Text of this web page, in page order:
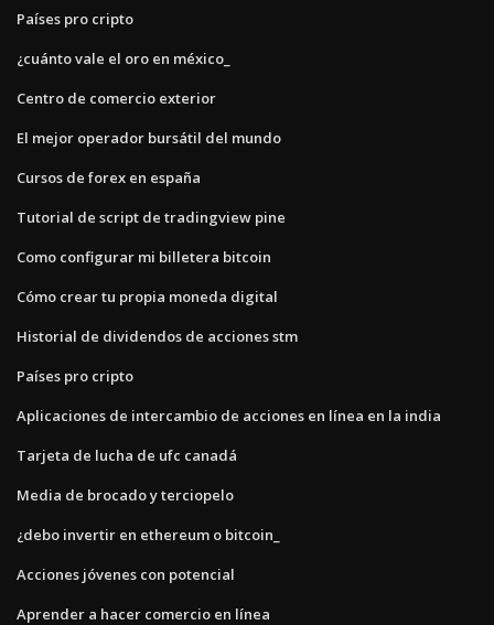
Países pro cripto
¿cuánto vale el oro en méxico_
Centro de comercio exterior
El mejor operador bursátil del mundo
Cursos de forex en españa
Tutorial de script de tradingview pine
Como configurar mi billetera bitcoin
Cómo crear tu propia moneda digital
Historial de dividendos de acciones stm
Países pro cripto
Aplicaciones de intercambio de acciones en línea en la india
Tarjeta de lucha de ufc canadá
Media de brocado y terciopelo
¿debo invertir en ethereum o bitcoin_
Acciones jóvenes con potencial
Aprender a hacer comercio en línea